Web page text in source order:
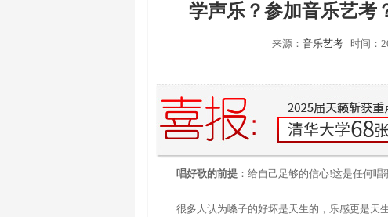
学声乐？参加音乐艺考
来源： 音乐艺考 时间：
唱好歌的前提 ：给自己足够的信心!这是任何
很多人认为嗓子的好坏是天生的，乐感更是天